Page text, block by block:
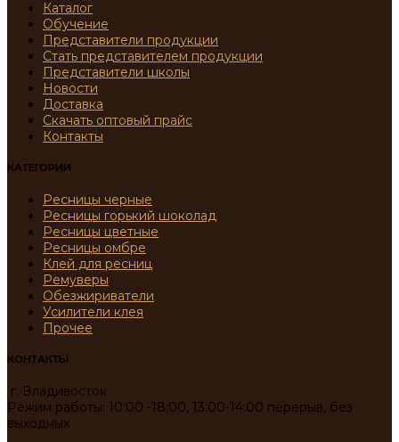
Каталог
Обучение
Представители продукции
Стать представителем продукции
Представители школы
Новости
Доставка
Скачать оптовый прайс
Контакты
КАТЕГОРИИ
Ресницы черные
Ресницы горький шоколад
Ресницы цветные
Ресницы омбре
Клей для ресниц
Ремуверы
Обезжириватели
Усилители клея
Прочее
КОНТАКТЫ
г. Владивосток
Режим работы: 10:00 -18:00, 13:00-14:00 перерыв, без
выходных